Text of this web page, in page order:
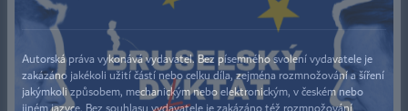
Autorská práva vykonává vydavatel. Bez písemného svolení vydavatele je
zakázáno jakékoli užití částí nebo celku díla, zejména rozmnožování a šíření
jakýmkoli způsobem, mechanickým nebo elektronickým, v českém nebo